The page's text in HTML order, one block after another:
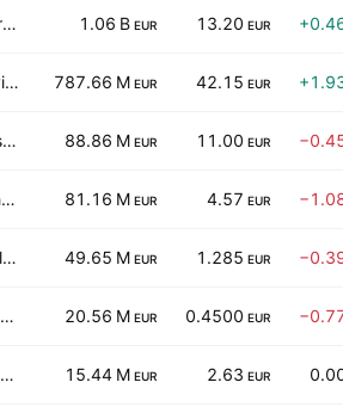
Fiskars Oyj Abp 1.06 B EUR 13.20 EUR
Harvia Oyj 787.66 M EUR 42.15 EUR
Consti Oyj 88.86 M EUR 11.00 EUR
Orthex Oyj 81.16 M EUR 4.57 EUR
Rapala VMC Oyj 49.65 M EUR 1.285 EUR
Summa Defence Plc Class A 20.56 M EUR 0.4500 EUR
Honkarakenne Oyj Class B 15.44 M EUR 2.63 EUR